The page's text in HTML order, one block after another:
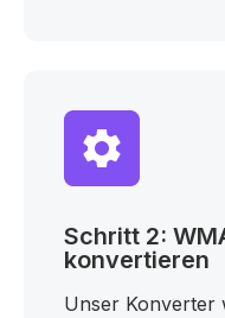
Schritt 2:
konvertieren
Unser Konverter